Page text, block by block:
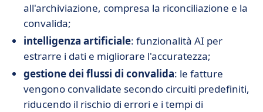
all'archiviazione, compresa la riconciliazione e la
convalida;
intelligenza artificiale: funzionalità AI per
estrarre i dati e migliorare l'accuratezza;
gestione dei flussi di convalida: le fatture
vengono convalidate secondo circuiti predefiniti,
riducendo il rischio di errori e i tempi di